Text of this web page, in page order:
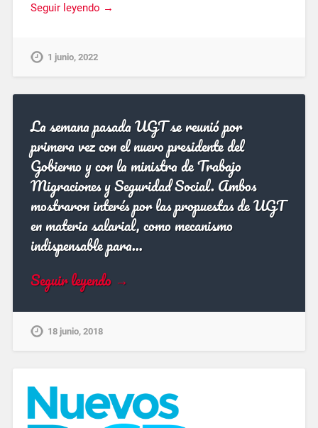
Seguir leyendo →
1 junio, 2022
La semana pasada UGT se reunió por
primera vez con el nuevo presidente del
Gobierno y con la ministra de Trabajo
Migraciones y Seguridad Social. Ambos
mostraron interés por las propuestas de UGT
en materia salarial, como mecanismo
indispensable para…
Seguir leyendo →
18 junio, 2018